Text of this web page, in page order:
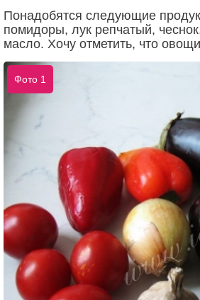
Понадобятся следующие
помидоры, лук репчатый,
масло. Хочу отметить, что
Фото 1